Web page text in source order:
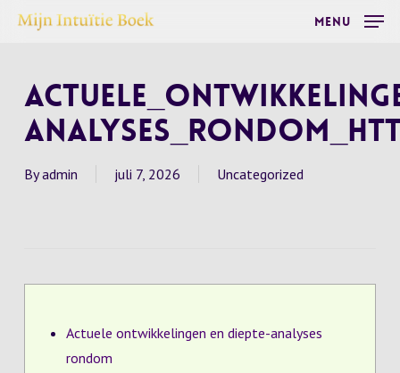
Skip
content
Menu
By admin juli 7, 2026 Uncategorized
Actuele ontwikkelingen en diepte-analyses
rondom